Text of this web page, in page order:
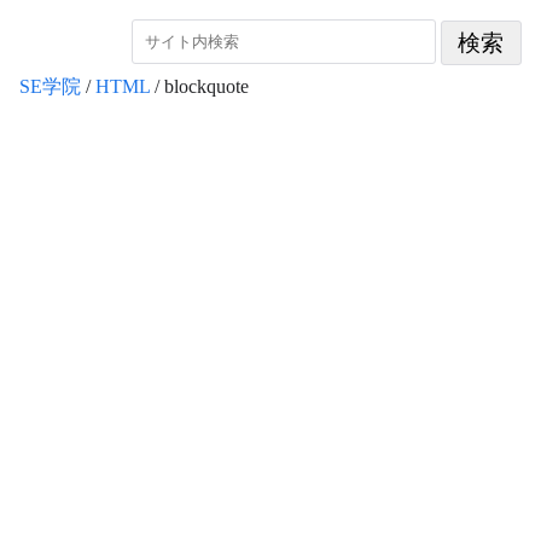
SE学院 /HTML / blockquote